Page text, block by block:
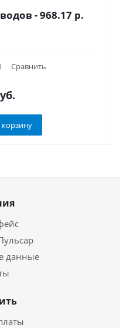
- 968.17 р.
Сравнить
корзину
данные